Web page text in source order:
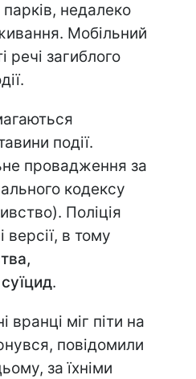
недалеко
Мобільний
речі загиблого
події.
провадження за
кодексу
Поліція
версії, в тому
.
міг піти на
повідомили
за їхніми